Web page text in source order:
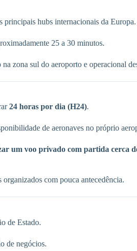
principais hubs internacionais da Europa.
25 a 30 minutos.
na zona sul do aeroporto e operacional
24 horas por dia (H24).
de aeronaves no próprio
um voo privado com partida cerca
com pouca antecedência.
de Estado.
de negócios.